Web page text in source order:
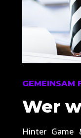
GEMEINSAM
Wer
Hinter Game